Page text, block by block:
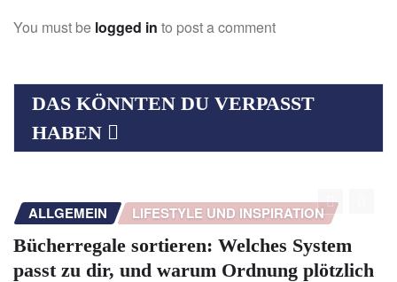
You must be logged in to post a comment
DAS KÖNNTEN DU VERPASST
HABEN
ALLGEMEIN LIFESTYLE UND INSPIRATION
sortieren: Welches System
zu dir, und warum Ordnung plötzlich